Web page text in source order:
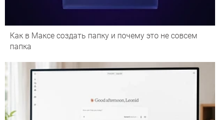
Как в Максе создать папку и почему это не совсем
папка